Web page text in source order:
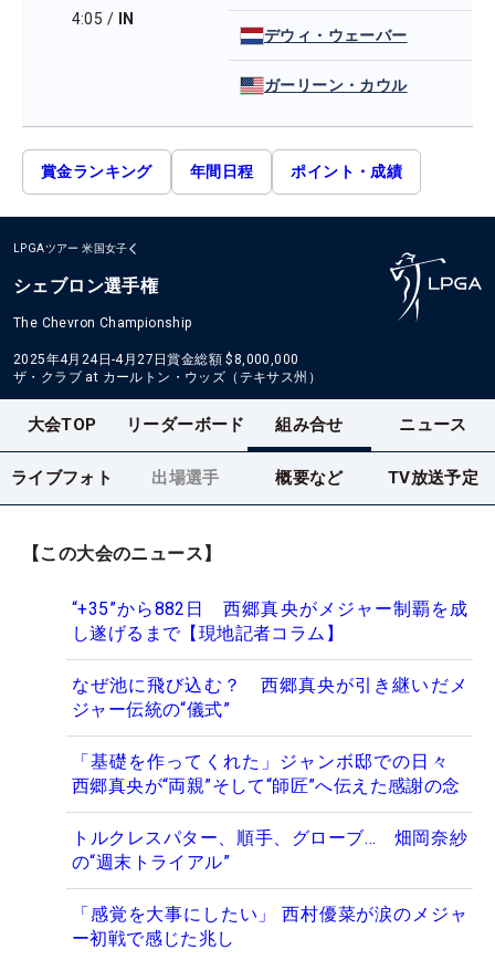
4:05 / IN
デウィ・ウェーバー
ガーリーン・カウル
賞金ランキング 年間日程 ポイント・成績
LPGAツアー 米国女子
シェブロン選手権
The Chevron Championship
2025年4月24日-4月27日賞金総額 $8,000,000
ザ・クラブ at カールトン・ウッズ（テキサス州）
大会TOP リーダーボード 組み合せ ニュース
ライブフォト 出場選手 概要など TV放送予定
【この大会のニュース】
“+35”から882日 西郷真央がメジャー制覇を成
し遂げるまで【現地記者コラム】
なぜ池に飛び込む？ 西郷真央が引き継いだメ
ジャー伝統の“儀式”
「基礎を作ってくれた」ジャンボ邸での日々
西郷真央が“両親”そして“師匠”へ伝えた感謝の念
トルクレスパター、順手、グローブ… 畑岡奈紗
の“週末トライアル”
「感覚を大事にしたい」 西村優菜が涙のメジャ
ー初戦で感じた兆し